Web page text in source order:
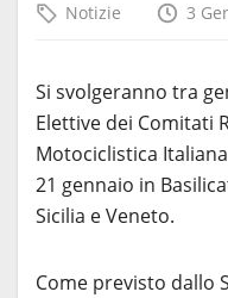
Notizie 3
Si svolgeranno tra
Elettive dei Comitati
Motociclistica
21 gennaio in
Sicilia e Veneto.
Come previsto dallo